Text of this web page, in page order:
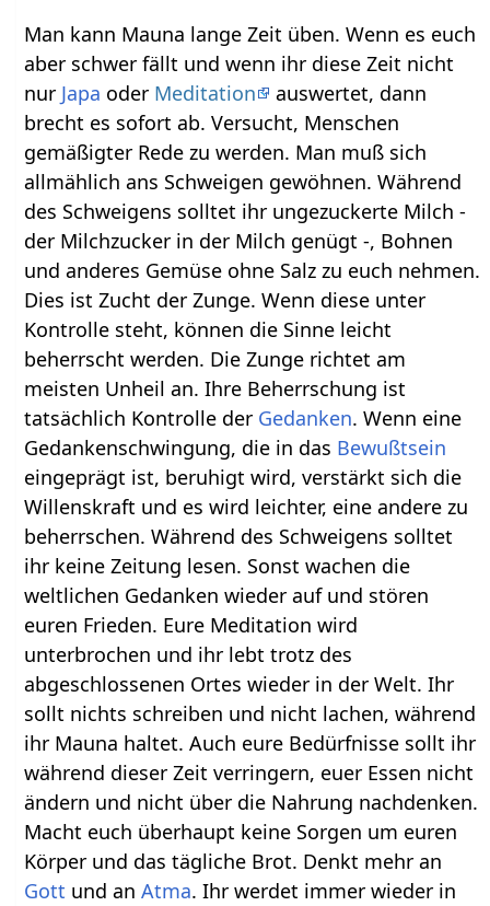
Man kann Mauna lange Zeit üben. Wenn es euch
aber schwer fällt und wenn ihr diese Zeit nicht
nur Japa oder Meditation
auswertet, dann
brecht es sofort ab. Versucht, Menschen
gemäßigter Rede zu werden. Man muß sich
allmählich ans Schweigen gewöhnen. Während
des Schweigens solltet ihr ungezuckerte Milch -
der Milchzucker in der Milch genügt -, Bohnen
und anderes Gemüse ohne Salz zu euch nehmen.
Dies ist Zucht der Zunge. Wenn diese unter
Kontrolle steht, können die Sinne leicht
beherrscht werden. Die Zunge richtet am
meisten Unheil an. Ihre Beherrschung ist
tatsächlich Kontrolle der Gedanken. Wenn eine
Gedankenschwingung, die in das Bewußtsein
eingeprägt ist, beruhigt wird, verstärkt sich die
Willenskraft und es wird leichter, eine andere zu
beherrschen. Während des Schweigens solltet
ihr keine Zeitung lesen. Sonst wachen die
weltlichen Gedanken wieder auf und stören
euren Frieden. Eure Meditation wird
unterbrochen und ihr lebt trotz des
abgeschlossenen Ortes wieder in der Welt. Ihr
sollt nichts schreiben und nicht lachen, während
ihr Mauna haltet. Auch eure Bedürfnisse sollt ihr
während dieser Zeit verringern, euer Essen nicht
ändern und nicht über die Nahrung nachdenken.
Macht euch überhaupt keine Sorgen um euren
Körper und das tägliche Brot. Denkt mehr an
Gott und anAtma. Ihr werdet immer wieder in